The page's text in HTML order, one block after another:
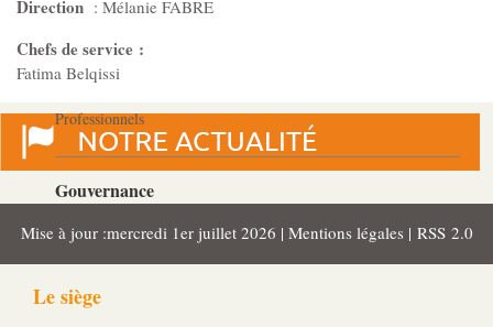
Nos partenaires
Institutionnels
Acteurs
Professionnels
Gouvernance
Le siège
Direction : Mélanie FABRE
Chefs de service :
Fatima Belqissi
Mise à jour :mercredi 1er juillet 2026 | Mentions légales | RSS 2.0